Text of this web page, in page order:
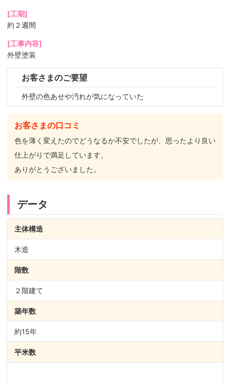
[工期]
約２週間
[工事内容]
外壁塗装
お客さまのご要望
外壁の色あせや汚れが気になっていた
お客さまの口コミ
色を薄く変えたのでどうなるか不安でしたが、思ったより良い
仕上がりで満足しています。
ありがとうございました。
データ
主体構造
木造
階数
２階建て
築年数
約15年
平米数